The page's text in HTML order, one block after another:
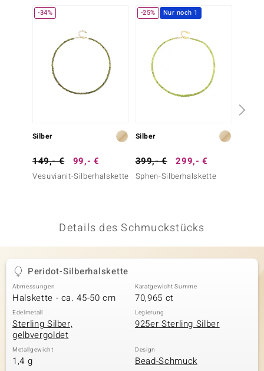
BY DE MELO
Classics
-34%
Silber
149,- € 99,- €
Vesuvianit-Silberhalskette
-25% Nur noch 1
Silber
399,- € 299,- €
Sphen-Silberhalskette
Details des Schmuckstücks
Peridot-Silberhalskette
Abmessungen
Halskette - ca. 45-50 cm
Karatgewicht Summe
70,965 ct
Edelmetall
Sterling Silber,
gelbvergoldet
Legierung
925er Sterling Silber
Metallgewicht
1,4 g
Design
Bead-Schmuck